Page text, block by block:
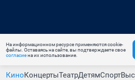
На информационном ресурсе применяются cookie-
файлы. Оставаясь на сайте, вы подтверждаете свое
согласиена их использование.
КиноКонцертыТеатрДетямСпорт